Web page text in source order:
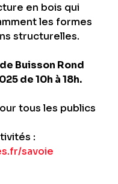
en bois qui
les formes
structurelles.
Buisson Rond
de 10h à 18h.
tous les publics
:
savoie